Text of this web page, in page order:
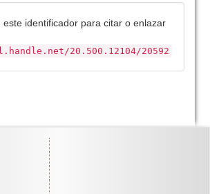
este identificador para citar o enlazar
20.500.12104/20592